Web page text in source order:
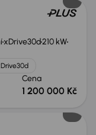
xDrive30d210 kW
Cena
1 200 000 Kč